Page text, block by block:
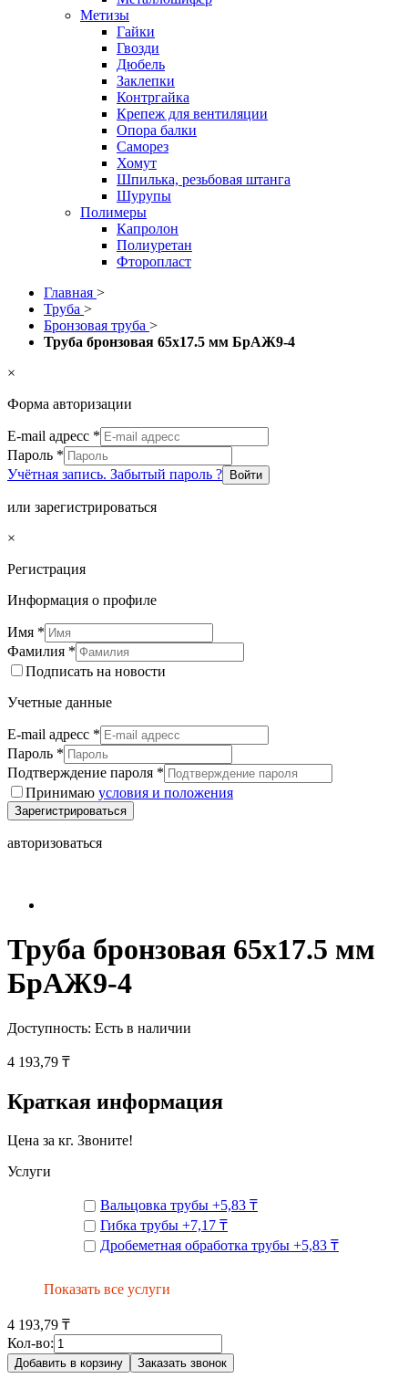
Метизы
Гайки
Гвозди
Дюбель
Заклепки
Контргайка
Крепеж для вентиляции
Опора балки
Саморез
Хомут
Шпилька, резьбовая штанга
Шурупы
Полимеры
Капролон
Полиуретан
Фторопласт
Главная >
Труба >
Бронзовая труба >
Труба бронзовая 65х17.5 мм БрАЖ9-4
×
Форма авторизации
E-mail адресс *
Пароль *
Учётная запись. Забытый пароль ?
Войти
или зарегистрироваться
×
Регистрация
Информация о профиле
Имя *
Фамилия *
Подписать на новости
Учетные данные
E-mail адресс *
Пароль *
Подтверждение пароля *
Принимаю условия и положения
Зарегистрироваться
авторизоваться
Труба бронзовая 65х17.5 мм
БрАЖ9-4
Доступность: Есть в наличии
4 193,79 ₸
Краткая информация
Цена за кг. Звоните!
Услуги
Вальцовка трубы +5,83 ₸
Гибка трубы +7,17 ₸
Дробеметная обработка трубы +5,83 ₸
Показать все услуги
4 193,79 ₸
Кол-во:
Добавить в корзину Заказать звонок